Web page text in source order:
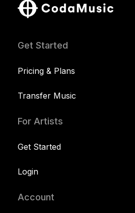
Get Started
Pricing & Plans
Transfer Music
For Artists
Get Started
Login
Account